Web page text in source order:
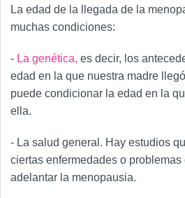
La edad de la llegada de la
muchas condiciones:
- La genética, es decir, los
edad en la que nuestra madre
puede condicionar la edad en la
ella.
- La salud general. Hay estudios
ciertas enfermedades o
adelantar la menopausia.